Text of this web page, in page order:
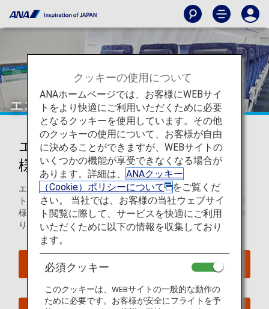
エコノミークラス
エコノミークラスをご利用のお客
様へのサービス
エコノミークラスをご利用のお客様は、ANAの快適なフライ
トと充実したサービスをお楽しみください。私どもは、お客
様にはより快適な空の旅をお楽しみいただけるよう努めて参
ります。
クッキーの使用について
ANAホームページでは、お客様にWEBサイ
トをより快適にご利用いただくために必要
となるクッキーを使用しています。その他
のクッキーの使用について、お客様が自由
に決めることができますが、WEBサイトの
いくつかの機能が享受できなくなる場合が
あります。詳細は、 ANAクッキー
（Cookie）ポリシーについて
をご覧くだ
さい。 当社では、お客様の当社ウェブサイ
ト閲覧に際して、サービスを快適にご利用
いただくために以下の情報を収集しており
ます。
必須クッキー
このクッキーは、WEBサイトの一般的な動作の
ために必要です。お客様が安全にフライトを予